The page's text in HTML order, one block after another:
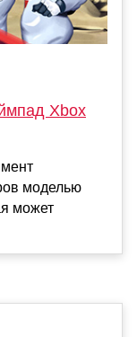
Xbox
моделью
может